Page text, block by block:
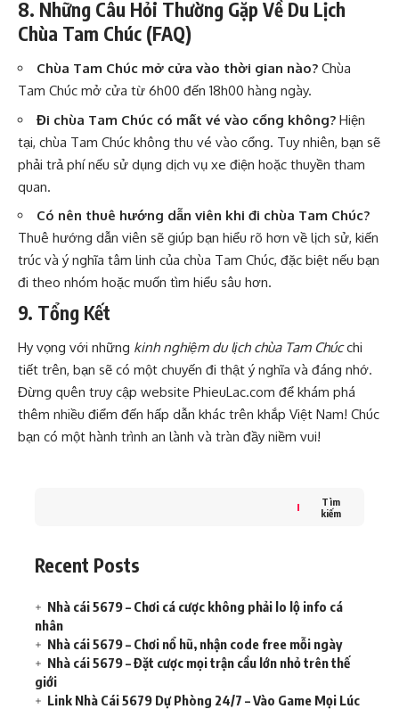
8. Những Câu Hỏi Thường Gặp Về Du Lịch
Chùa Tam Chúc (FAQ)
Chùa Tam Chúc mở cửa vào thời gian nào? Chùa
Tam Chúc mở cửa từ 6h00 đến 18h00 hàng ngày.
Đi chùa Tam Chúc có mất vé vào cổng không? Hiện
tại, chùa Tam Chúc không thu vé vào cổng. Tuy nhiên, bạn sẽ
phải trả phí nếu sử dụng dịch vụ xe điện hoặc thuyền tham
quan.
Có nên thuê hướng dẫn viên khi đi chùa Tam Chúc?
Thuê hướng dẫn viên sẽ giúp bạn hiểu rõ hơn về lịch sử, kiến
trúc và ý nghĩa tâm linh của chùa Tam Chúc, đặc biệt nếu bạn
đi theo nhóm hoặc muốn tìm hiểu sâu hơn.
9. Tổng Kết
Hy vọng với những kinh nghiệm du lịch chùa Tam Chúcchi
tiết trên, bạn sẽ có một chuyến đi thật ý nghĩa và đáng nhớ.
Đừng quên truy cập website PhieuLac.com để khám phá
thêm nhiều điểm đến hấp dẫn khác trên khắp Việt Nam! Chúc
bạn có một hành trình an lành và tràn đầy niềm vui!
Tìm
kiếm
Recent Posts
Nhà cái 5679 – Chơi cá cược không phải lo lộ info cá
nhân
Nhà cái 5679 – Chơi nổ hũ, nhận code free mỗi ngày
Nhà cái 5679 – Đặt cược mọi trận cầu lớn nhỏ trên thế
giới
Link Nhà Cái 5679 Dự Phòng 24/7 – Vào Game Mọi Lúc